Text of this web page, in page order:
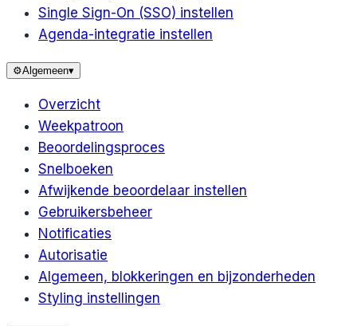
Single Sign-On (SSO) instellen
Agenda-integratie instellen
⚙️Algemeen▾
Overzicht
Weekpatroon
Beoordelingsproces
Snelboeken
Afwijkende beoordelaar instellen
Gebruikersbeheer
Notificaties
Autorisatie
Algemeen, blokkeringen en bijzonderheden
Styling instellingen